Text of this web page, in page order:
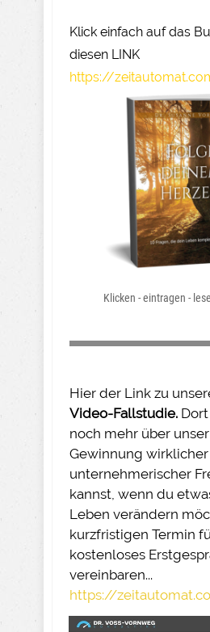
Klick einfach auf das
diesen LINK
https://
Klicken - eintragen -
Hier der Link zu
Video-Fallstudie.
noch mehr über
Gewinnung wirklicher
unternehmerischer
kannst, wenn du
Leben verändern
kurzfristigen Termin
kostenloses
vereinbaren...
https://